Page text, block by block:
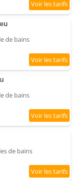
de bains
de bains
de bains